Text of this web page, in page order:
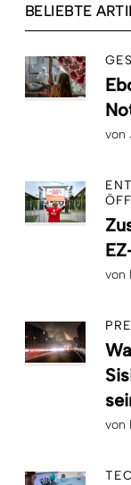
BELIEBTE
von
von
von